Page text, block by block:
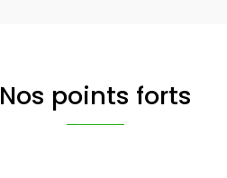
Nos points forts